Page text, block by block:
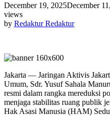
December 19, 2025December
views
by Redaktur Redaktur
Jakarta — Jaringan Aktivis
Umum, Sdr. Yusuf Sahala
resmi dalam rangka mereduksi
menjaga stabilitas ruang publik
Hak Asasi Manusia (HAM)